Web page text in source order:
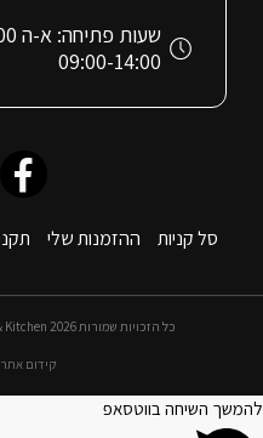
סל קניות ההזמנות שלי
09:00-14:00
כל הזכויות שמורות 2026 Home & Kitchen | האתר נבנה ע״י לובה קוטליק
קידום
להמשך השיחה בווטסאפ